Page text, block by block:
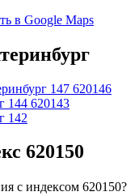
в Google Maps
147 620146
144 620143
142
620150
с индексом 620150?